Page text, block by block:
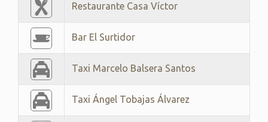
Restaurante Casa Víctor
Bar El Surtidor
Taxi Marcelo Balsera Santos
Taxi Ángel Tobajas Álvarez